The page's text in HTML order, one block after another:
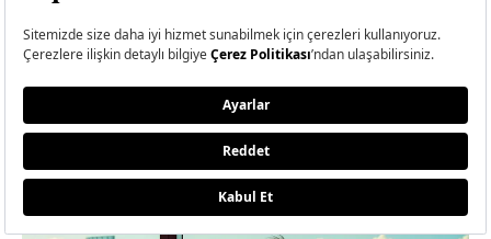
İLGİNİZİ ÇEKEBİLİR